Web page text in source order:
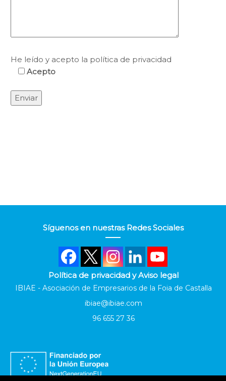
He leído y acepto la política de privacidad
Acepto
Síguenos en nuestras Redes Sociales
Política de privacidad y Aviso legal
IBIAE - Asociación de Empresarios de la Foia de Castalla
ibiae@ibiae.com
96 655 27 36